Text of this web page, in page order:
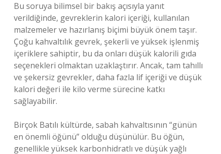
Bu soruya bilimsel bir bakış açısıyla yanıt
verildiğinde, gevreklerin kalori içeriği, kullanılan
malzemeler ve hazırlanış biçimi büyük önem taşır.
Çoğu kahvaltılık gevrek, şekerli ve yüksek işlenmiş
içeriklere sahiptir, bu da onları düşük kalorili gıda
seçenekleri olmaktan uzaklaştırır. Ancak, tam tahıllı
ve şekersiz gevrekler, daha fazla lif içeriği ve düşük
kalori değeri ile kilo verme sürecine katkı
sağlayabilir.
Birçok Batılı kültürde, sabah kahvaltısının “günün
en önemli öğünü” olduğu düşünülür. Bu öğün,
genellikle yüksek karbonhidratlı ve düşük yağlı